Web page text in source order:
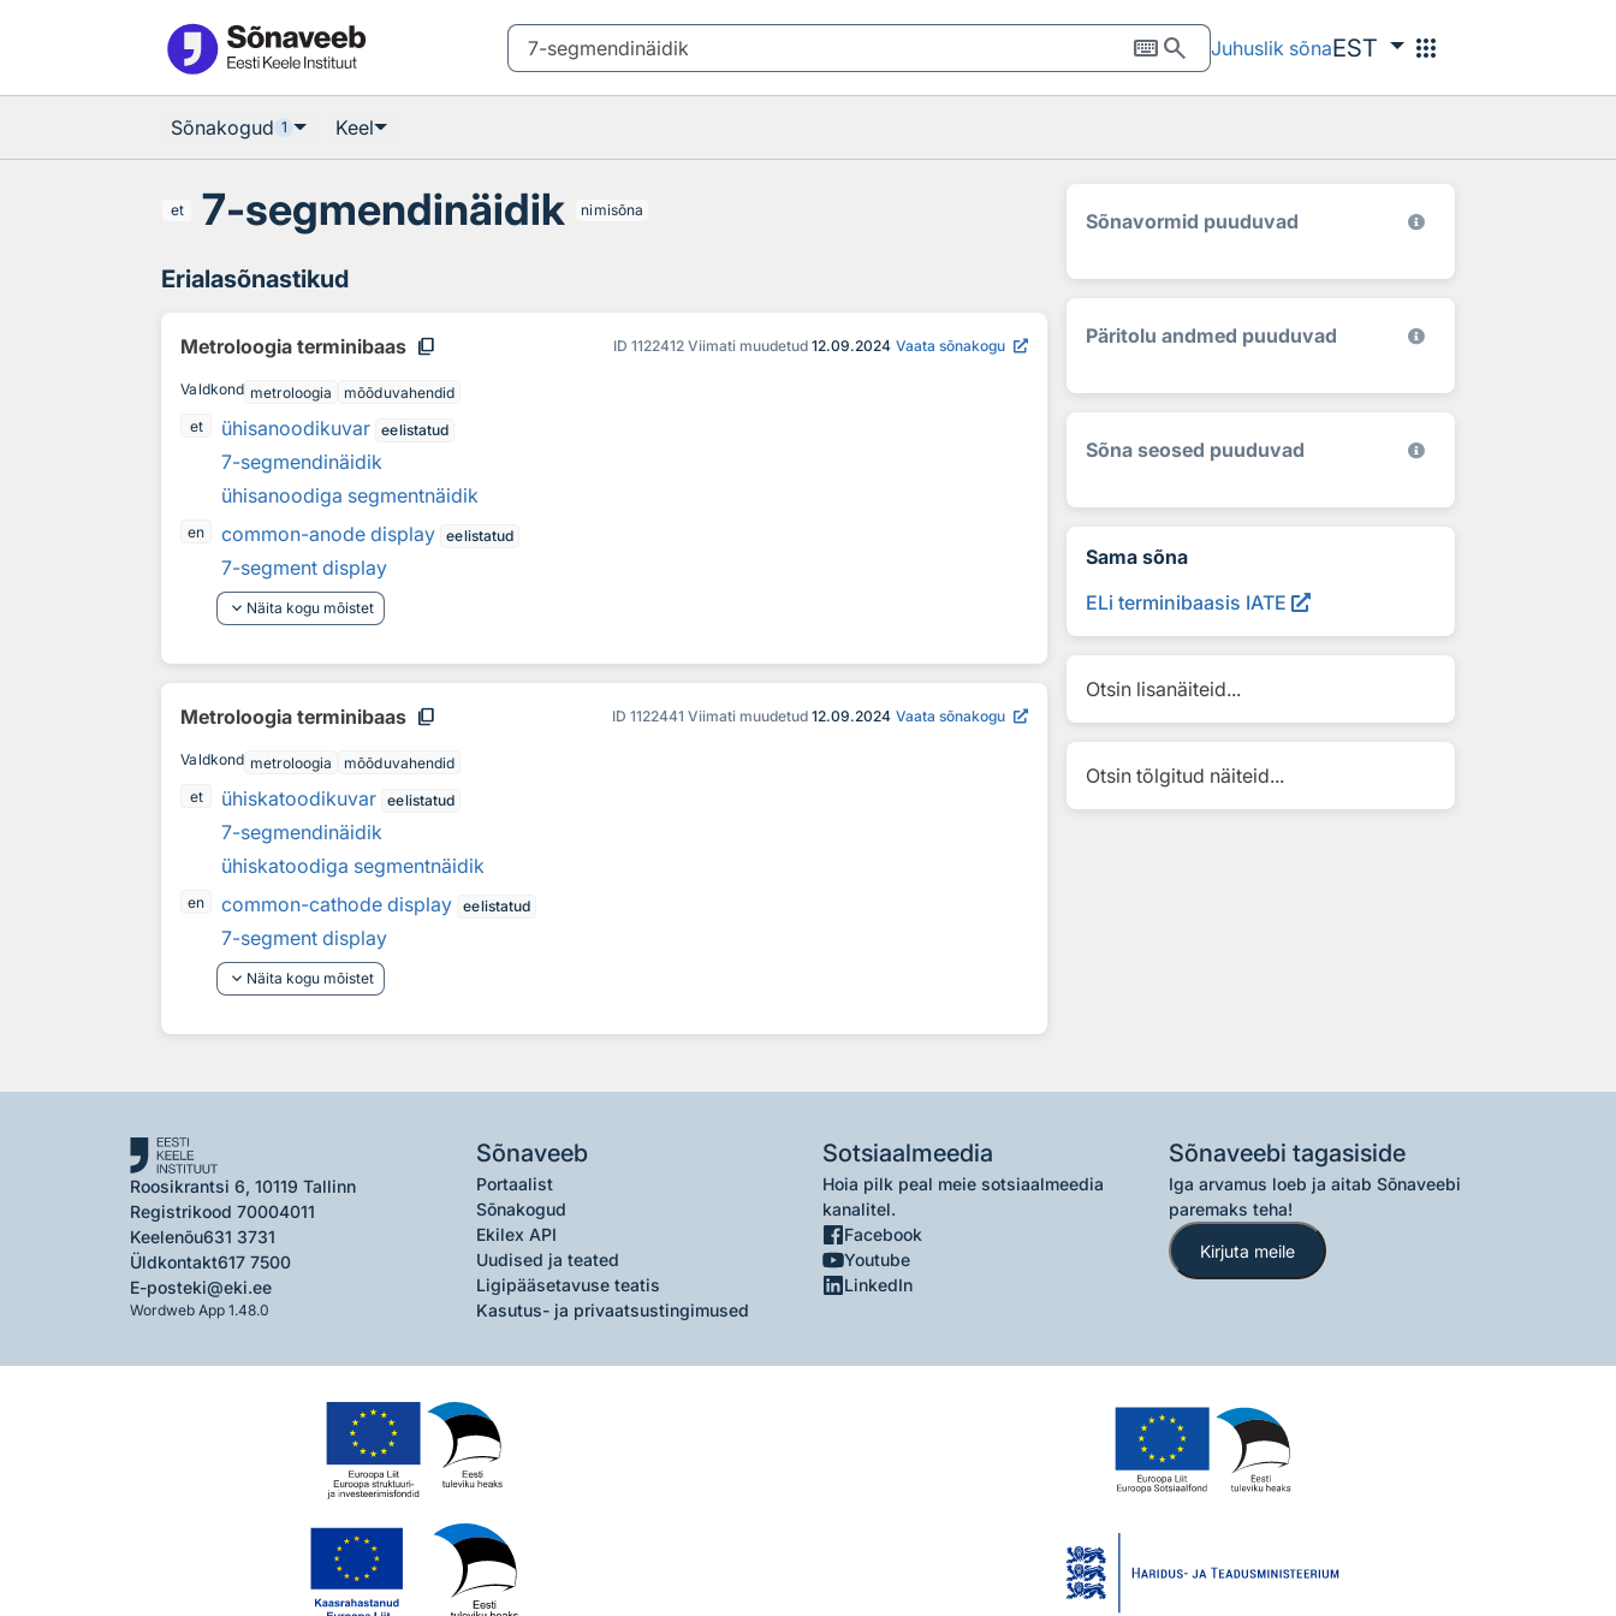
keyboardsearch Juhuslik sõnaEST apps
Sõnakogud 1 Keel
et 7-segmendinäidik nimisõna
Erialasõnastikud
Metroloogia terminibaas content_copy ID 1122412 Viimati muudetud 12.09.2024 Vaata sõnakogu
Valdkond metroloogia
mõõduvahendid
et
ühisanoodikuvar eelistatud
7-segmendinäidik
ühisanoodiga segmentnäidik
en common-anode display eelistatud
7-segment display
keyboard_arrow_down Näita kogu mõistet
Metroloogia terminibaas content_copy ID 1122441 Viimati muudetud 12.09.2024 Vaata sõnakogu
Valdkond metroloogia
mõõduvahendid
et
ühiskatoodikuvar eelistatud
7-segmendinäidik
ühiskatoodiga segmentnäidik
en common-cathode display eelistatud
7-segment display
keyboard_arrow_down Näita kogu mõistet
Sõnavormid puuduvad
Päritolu andmed puuduvad
Sõna seosed puuduvad
Sama sõna
ELi terminibaasis IATE
Otsin lisanäiteid...
Otsin tõlgitud näiteid...
Roosikrantsi 6, 10119 Tallinn
Registrikood 70004011
Keelenõu631 3731
Üldkontakt617 7500
E-posteki@eki.ee
Wordweb App 1.48.0
Sõnaveeb
Portaalist
Sõnakogud
Ekilex API
Uudised ja teated
Ligipääsetavuse teatis
Kasutus- ja privaatsustingimused
Sotsiaalmeedia
Hoia pilk peal meie sotsiaalmeedia
kanalitel.
Facebook
Youtube
LinkedIn
Sõnaveebi tagasiside
Iga arvamus loeb ja aitab Sõnaveebi
paremaks teha!
Kirjuta meile